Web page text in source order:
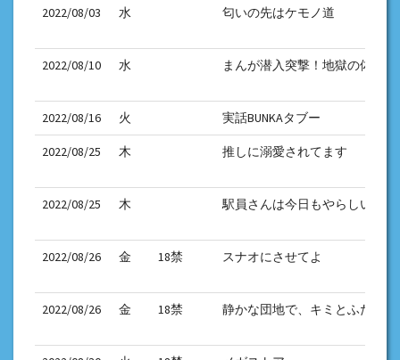
2022/08/03 水 匂いの先はケモノ道
2022/08/10 水 まんが潜入突撃！地獄の体験
2022/08/16 火 実話BUNKAタブー
2022/08/25 木 推しに溺愛されてます
2022/08/25 木 駅員さんは今日もやらしい
2022/08/26 金 18禁 スナオにさせてよ
2022/08/26 金 18禁 静かな団地で、キミとふたりで